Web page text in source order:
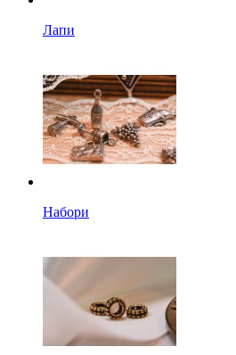
Лапи
Набори